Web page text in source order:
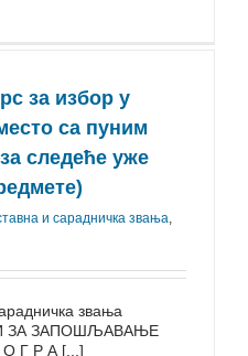
за избор у
са пуним
следеће уже
и сарадничка звања,
звања
ЗА ЗАПОШЉАВАЊЕ
Г Р А [...]